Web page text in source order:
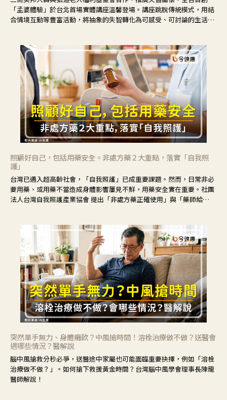
「孟婆體驗」於台北首場實體講座溫馨登場。講座跳脫傳統模式，用結
合情境互動等豐富活動，將抽象的失智轉化為可感受、可討論的生活情
照顧好自己，包括用藥安全。非處方藥２大重點，落實「自我照
護」
台灣已邁入超高齡社會，「自我照護」已成重要課題。然而，日常非必
要用藥、或用藥不當造成身體影響屢見不鮮，用藥安全實在重要。社團
法人台灣自我照護產業協會 提出「非處方藥正確使用」與「藥師給
突然單手無力、身體癱軟？中風搶時間！溶栓治療做不做？送醫會
遇哪些情況？醫解說
腦中風搶救分秒必爭，送醫途中家屬也可能面臨重要抉擇，例如「溶栓
治療做不做？」。如何搶下救援黃金時間？台灣腦中風學會理事長陳龍
醫師解說！